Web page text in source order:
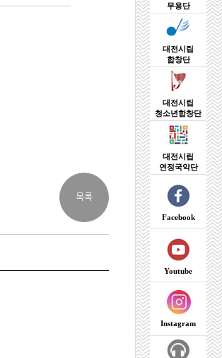
무용단
대전시립
합창단
대전시립
청소년합창단
대전시립
연정국악단
Facebook
Youtube
Instagram